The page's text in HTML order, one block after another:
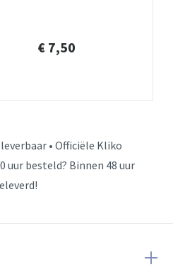
€ 7,50
• Officiële Kliko
uur besteld? Binnen 48 uur